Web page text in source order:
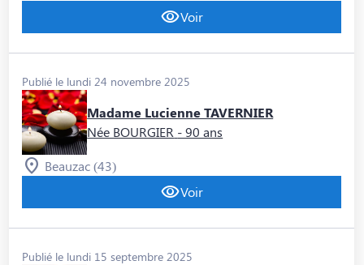
Voir
Publié le lundi 24 novembre 2025
Madame Lucienne TAVERNIER
Née BOURGIER - 90 ans
Beauzac (43)
Voir
Publié le lundi 15 septembre 2025